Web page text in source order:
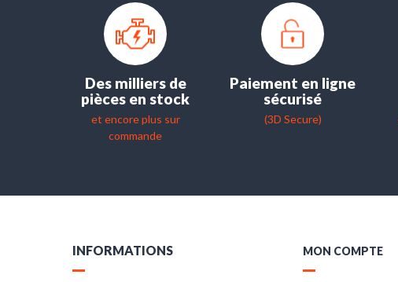
Des milliers de
pièces en stock
et encore plus sur
commande
Paiement en ligne
sécurisé
(3D Secure)
INFORMATIONS MON COMPTE